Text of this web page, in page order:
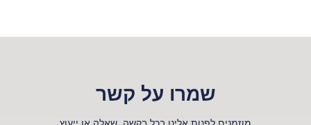
שמרו על קשר